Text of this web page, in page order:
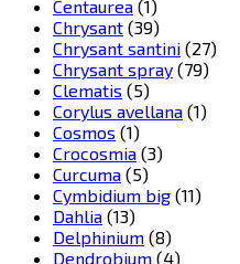
Centaurea (1)
Chrysant (39)
Chrysant santini (27)
Chrysant spray (79)
Clematis (5)
Corylus avellana (1)
Cosmos (1)
Crocosmia (3)
Curcuma (5)
Cymbidium big (11)
Dahlia (13)
Delphinium (8)
Dendrobium (4)